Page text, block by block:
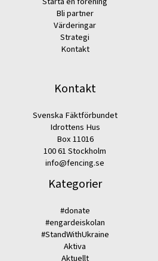
Bli partner
Värderingar
Strategi
Kontakt
Kontakt
Svenska Fäktförbundet
Idrottens Hus
Box 11016
100 61 Stockholm
info@fencing.se
Kategorier
#donate
#engardeiskolan
#StandWithUkraine
Aktiva
Aktuellt